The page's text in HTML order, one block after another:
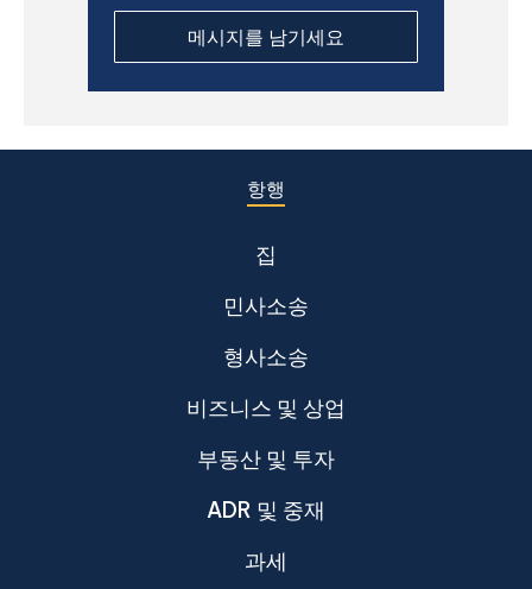
항행
집
민사소송
형사소송
비즈니스 및 상업
부동산 및 투자
ADR 및 중재
과세